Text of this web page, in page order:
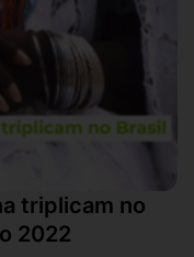
triplicam no
2022